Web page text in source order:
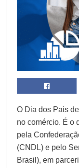
O Dia dos Pais
no comércio. É o
pela
(CNDL) e pelo
Brasil), em